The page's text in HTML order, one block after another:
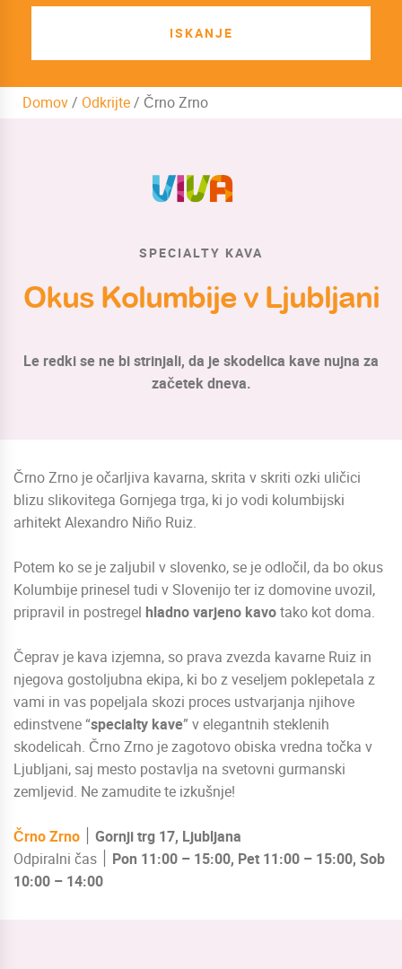
Domov/ Odkrijte/ Črno Zrno
SPECIALTY KAVA
Okus Kolumbije v Ljubljani
Le redki se ne bi strinjali, da je skodelica kave nujna za
začetek dneva.
Črno Zrno je očarljiva kavarna, skrita v skriti ozki uličici
blizu slikovitega Gornjega trga, ki jo vodi kolumbijski
arhitekt Alexandro Niño Ruiz.
Potem ko se je zaljubil v slovenko, se je odločil, da bo okus
Kolumbije prinesel tudi v Slovenijo ter iz domovine uvozil,
pripravil in postregel hladno varjeno kavotako kot doma.
Čeprav je kava izjemna, so prava zvezda kavarne Ruiz in
njegova gostoljubna ekipa, ki bo z veseljem poklepetala z
vami in vas popeljala skozi proces ustvarjanja njihove
edinstvene “specialty kave” v elegantnih steklenih
skodelicah. Črno Zrno je zagotovo obiska vredna točka v
Ljubljani, saj mesto postavlja na svetovni gurmanski
zemljevid. Ne zamudite te izkušnje!
Črno Zrno
Gornji trg 17, Ljubljana
Pon 11:00 – 15:00, Pet 11:00 – 15:00, Sob
10:00 – 14:00